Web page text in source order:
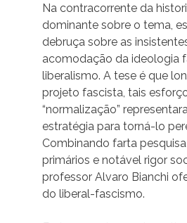
Na contracorrente da
dominante sobre o tema,
debruça sobre as
acomodação da ideologia
liberalismo. A tese é que
projeto fascista, tais
“normalização”
estratégia para torná-lo
Combinando farta
primários e notável rigor
professor Alvaro Bianchi
do liberal-fascismo.